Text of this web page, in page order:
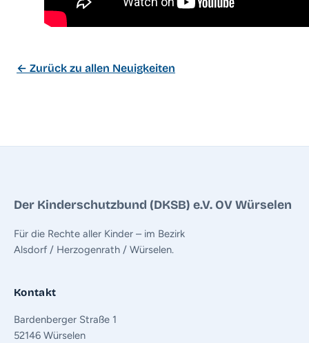
← Zurück zu allen Neuigkeiten
Der Kinderschutzbund (DKSB) e.V. OV Würselen
Für die Rechte aller Kinder – im Bezirk
Alsdorf / Herzogenrath / Würselen.
Kontakt
Bardenberger Straße 1
52146 Würselen